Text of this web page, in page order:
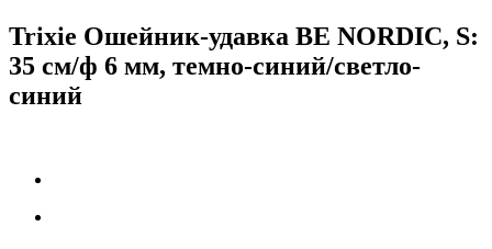
Trixie Ошейник-удавка BE NORDIC, S:
35 см/ф 6 мм, темно-синий/светло-
синий